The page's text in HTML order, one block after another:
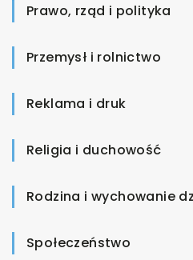
Prawo, rząd i polityka
Przemysł i rolnictwo
Reklama i druk
Religia i duchowość
Rodzina i wychowanie
Społeczeństwo